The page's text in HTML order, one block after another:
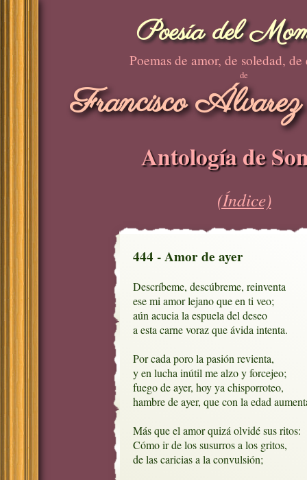
Poesía del
Poemas de amor, de soledad, de
de
Francisco
Antología de
(Índice)
444 - Amor de ayer
Descríbeme, descúbreme, reinventa
ese mi amor lejano que en ti veo;
aún acucia la espuela del deseo
a esta carne voraz que ávida intenta.
Por cada poro la pasión revienta,
y en lucha inútil me alzo y forcejeo;
fuego de ayer, hoy ya chisporroteo,
hambre de ayer, que con la edad
Más que el amor quizá olvidé sus ritos:
Cómo ir de los susurros a los gritos,
de las caricias a la convulsión;